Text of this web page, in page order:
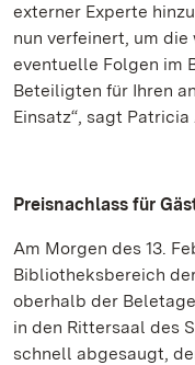
externer Experte
nun verfeinert, um
eventuelle Folgen im
Beteiligten für Ihren
Einsatz“, sagt
Preisnachlass für
Am Morgen des 13.
Bibliotheksbereich
oberhalb der
in den Rittersaal des
schnell abgesaugt,